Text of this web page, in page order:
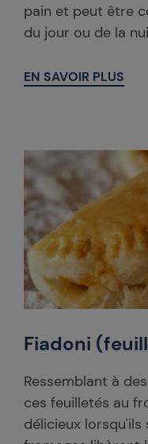
pain et peut être
du jour ou de la
EN SAVOIR PLUS
Fiadoni
Ressemblant à
ces feuilletés au
délicieux lorsqu'ils